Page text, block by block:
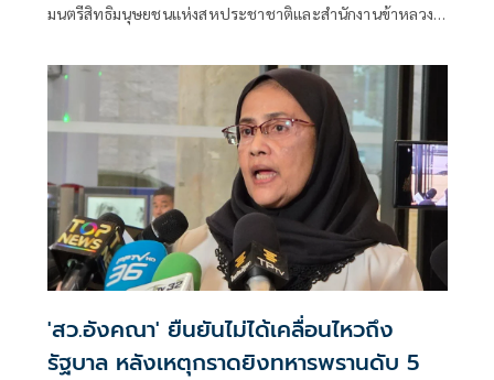
มนตรีสิทธิมนุษยชนแห่งสหประชาชาติและสำนักงานข้าหลวง
รายงานพิเศษพาดพิงประเทศไทย มีหลายประเด็นที่ไม่เห็นด้วย
ชี้กระทบความเป็นกลาง -เที่ยงธรรม “สีหศักดิ์”
'สว.อังคณา' ยืนยันไม่ได้เคลื่อนไหวถึง
รัฐบาล หลังเหตุกราดยิงทหารพรานดับ 5